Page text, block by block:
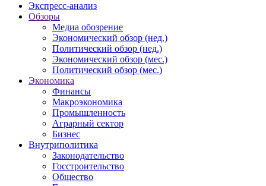
Экспресс-анализ
Обзоры
Медиа обозрение
Экономический обзор (нед.)
Политический обзор (нед.)
Экономический обзор (мес.)
Политический обзор (мес.)
Экономика
Финансы
Макроэкономика
Промышленность
Аграрный сектор
Бизнес
Внутриполитика
Законодательство
Госстроительство
Общество